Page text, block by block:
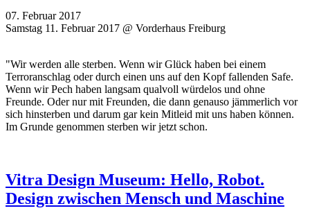
07. Februar 2017
Samstag 11. Februar 2017 @ Vorderhaus Freiburg
"Wir werden alle sterben. Wenn wir Glück haben bei einem
Terroranschlag oder durch einen uns auf den Kopf fallenden Safe.
Wenn wir Pech haben langsam qualvoll würdelos und ohne
Freunde. Oder nur mit Freunden, die dann genauso jämmerlich vor
sich hinsterben und darum gar kein Mitleid mit uns haben können.
Im Grunde genommen sterben wir jetzt schon.
Vitra Design Museum: Hello, Robot.
Design zwischen Mensch und Maschine